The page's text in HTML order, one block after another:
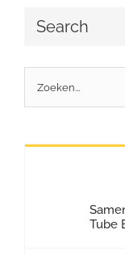
Search
Zoeken
naar:
Tube